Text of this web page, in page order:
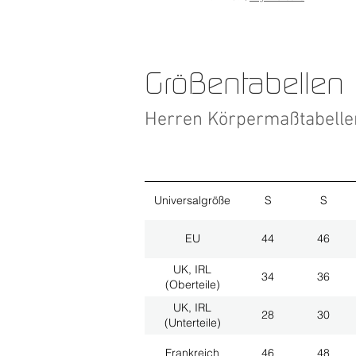
Herren
Größentabellen
Universalgröße S S
EU 44 46
UK, IRL
(Oberteile)
34 36
UK, IRL
(Unterteile)
28 30
Frankreich 46 48